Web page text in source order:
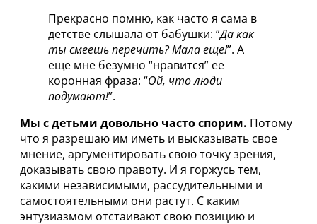
Прекрасно помню, как часто я сама в
детстве слышала от бабушки: “Да как
ты смеешь перечить? Мала еще!”. А
еще мне безумно “нравится” ее
коронная фраза: “Ой, что люди
подумают!”.
Мы с детьми довольно часто спорим. Потому
что я разрешаю им иметь и высказывать свое
мнение, аргументировать свою точку зрения,
доказывать свою правоту. И я горжусь тем,
какими независимыми, рассудительными и
самостоятельными они растут. С каким
энтузиазмом отстаивают свою позицию и